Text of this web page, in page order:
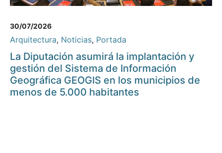
30/07/2026
Arquitectura, Noticias, Portada
La Diputación asumirá la implantación y
gestión del Sistema de Información
Geográfica GEOGIS en los municipios de
menos de 5.000 habitantes